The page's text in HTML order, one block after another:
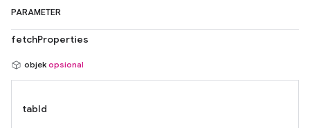
PARAMETER
fetchProperties
objek opsional
tabId